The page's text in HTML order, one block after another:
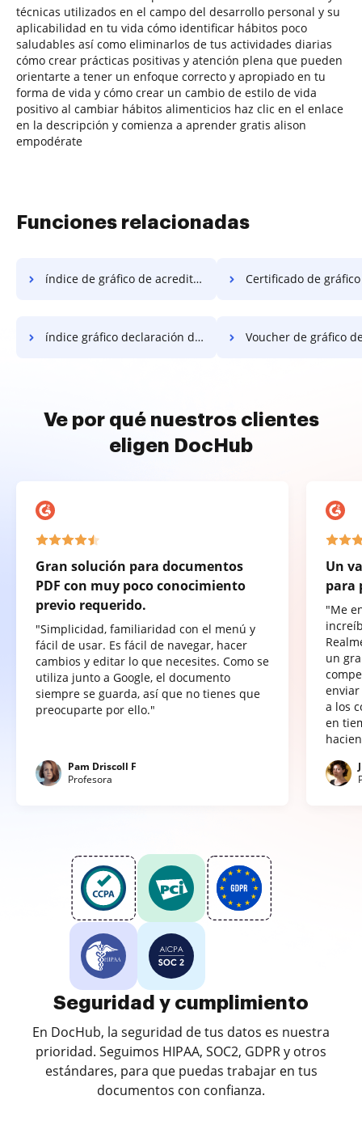
técnicas utilizados en el campo del desarrollo personal y su
aplicabilidad en tu vida cómo identificar hábitos poco
saludables así como eliminarlos de tus actividades diarias
cómo crear prácticas positivas y atención plena que pueden
orientarte a tener un enfoque correcto y apropiado en tu
forma de vida y cómo crear un cambio de estilo de vida
positivo al cambiar hábitos alimenticios haz clic en el enlace
en la descripción y comienza a aprender gratis alison
empodérate
Funciones relacionadas
índice de gráfico de acreditación Certificado de gráfico
índice gráfico declaración de trabajo Voucher de gráfico
Ve por qué nuestros clientes
eligen DocHub
Gran solución para documentos
PDF con muy poco conocimiento
previo requerido.
"Simplicidad, familiaridad con el menú y
fácil de usar. Es fácil de navegar, hacer
cambios y editar lo que necesites. Como se
utiliza junto a Google, el documento
siempre se guarda, así que no tienes que
preocuparte por ello."
Pam Driscoll F
Profesora
Un
para
"Me
un
a los
en
Seguridad y cumplimiento
En DocHub, la seguridad de tus datos es nuestra
prioridad. Seguimos HIPAA, SOC2, GDPR y otros
estándares, para que puedas trabajar en tus
documentos con confianza.